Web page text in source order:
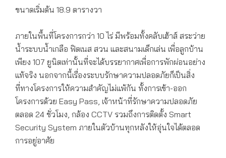
ขนาดเริ่มต้น 18.9 ตารางวา
ภายในพื้นที่โครงการกว่า 10 ไร่ มีพร้อมทั้งคลับเฮ้าส์ สระว่าย
น้ำระบบน้ำเกลือ ฟิตเนส สวน และสนามเด็กเล่น เพื่อลูกบ้าน
เพียง 107 ยูนิตเท่านั้นที่จะได้บรรยากาศเพื่อการพักผ่อนอย่าง
แท้จริง นอกจากนี้เรื่องระบบรักษาความปลอดภัยก็เป็นสิ่ง
ที่ทางโครงการให้ความสำคัญไม่แพ้กัน ทั้งการเข้า-ออก
โครงการด้วย Easy Pass, เจ้าหน้าที่รักษาความปลอดภัย
ตลอด 24 ชั่วโมง, กล้อง CCTV รวมถึงการติดตั้ง Smart
Security System ภายในตัวบ้านทุกหลังให้อุ่นใจได้ตลอด
การอยู่อาศัย